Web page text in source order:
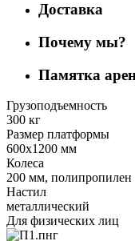
Доставка
Почему мы?
Памятка
Грузоподъемность
300 кг
Размер платформы
600х1200 мм
Колеса
200 мм, полипропилен
Настил
металлический
Для физических лиц